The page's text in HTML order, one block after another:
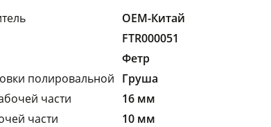
OEM-Китай
FTR000051
Фетр
полировальной Груша
части
16 мм
части
10 мм